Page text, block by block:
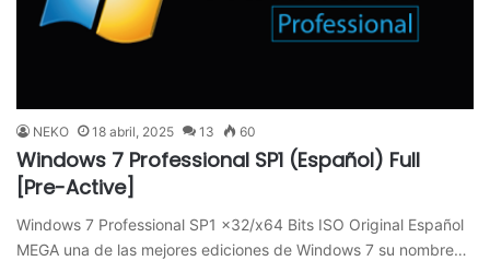
NEKO 18 abril, 2025 13 60
Windows 7 Professional SP1 (Español) Full
[Pre-Active]
Windows 7 Professional SP1 x32/x64 Bits ISO Original Español
MEGA una de las mejores ediciones de Windows 7 su nombre…